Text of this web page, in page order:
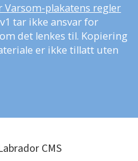
Varsom-plakatens regler
tar ikke ansvar for
det lenkes til. Kopiering
er ikke tillatt uten
CMS